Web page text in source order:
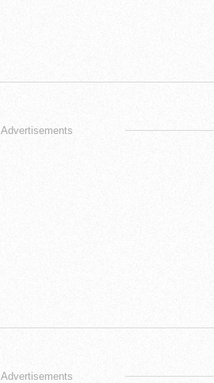
Advertisements
Advertisements